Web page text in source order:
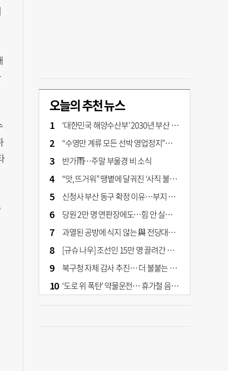
오늘의 추천 뉴스
‘대한민국 해양수산부’ 2030년 부산 북항시대 연다
“수영만 계류 모든 선박 영업정지”… 재개발 속도전
반가雨…주말 부울경 비 소식
“앗, 뜨거워” 땡볕에 달궈진 ‘사직 불가마’ 관중석 무려 70도
신청사 부산 동구 확정 이유…부지 용이성·접근성·집적 가능성이 운명 갈랐다 [해수부 북항 시대]
당원 2만 명 연판장에도…힘 안 실리는 ‘장동혁 사퇴’ 공세
과열된 공방에 식지 않는 與 전당대회… 호남·수도권 집중하는 후보들
[규슈 나우] 조선인 15만 명 끌려간 치쿠호 탄광… 대를 이은 진실 캐기
북구청 자체 감사 추진… 더 불붙는 북구 신청사 갈등
‘도로 위 폭탄’ 약물운전… 휴가철 음주와 병행 단속 [교통안전, 시민이 만든다]